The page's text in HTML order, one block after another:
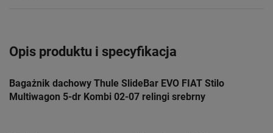
Opis produktu i specyfikacja
Bagażnik dachowy Thule SlideBar EVO FIAT Stilo
Multiwagon 5-dr Kombi 02-07 relingi srebrny